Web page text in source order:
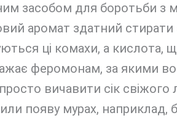
засобом для боротьби з
аромат здатний стирати
ці комахи, а кислота,
феромонам, за якими
вичавити сік свіжого
появу мурах, наприклад,